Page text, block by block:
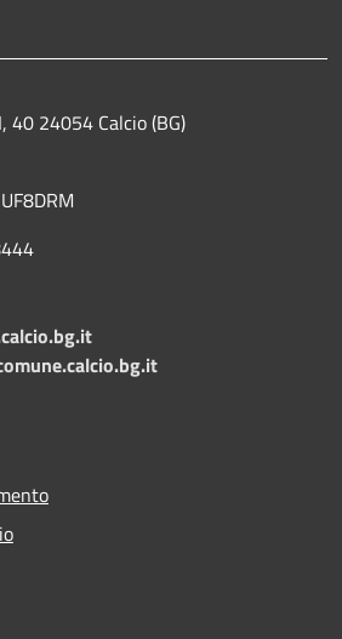
40 24054 Calcio (BG)
UF8DRM